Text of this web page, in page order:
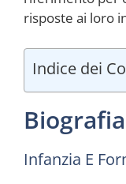
risposte ai loro
Indice dei
Biografia
Infanzia E